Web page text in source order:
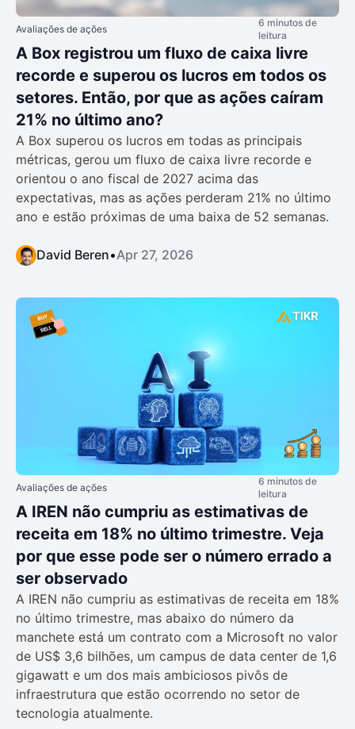
Avaliações de ações
6 minutos de
leitura
A Box registrou um fluxo de caixa livre
recorde e superou os lucros em todos os
setores. Então, por que as ações caíram
21% no último ano?
A Box superou os lucros em todas as principais
métricas, gerou um fluxo de caixa livre recorde e
orientou o ano fiscal de 2027 acima das
expectativas, mas as ações perderam 21% no último
ano e estão próximas de uma baixa de 52 semanas.
David Beren•Apr 27, 2026
Avaliações de ações
6 minutos de
leitura
A IREN não cumpriu as estimativas de
receita em 18% no último trimestre. Veja
por que esse pode ser o número errado a
ser observado
A IREN não cumpriu as estimativas de receita em 18%
no último trimestre, mas abaixo do número da
manchete está um contrato com a Microsoft no valor
de US$ 3,6 bilhões, um campus de data center de 1,6
gigawatt e um dos mais ambiciosos pivôs de
infraestrutura que estão ocorrendo no setor de
tecnologia atualmente.